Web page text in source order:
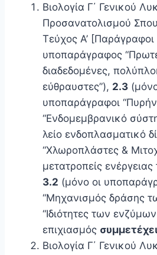
Βιολογία Γ΄ Γενικού
Προσανατολισμού
Τεύχος Α’ [Παράγραφοι
υποπαράγραφος
διαδεδομένες,
εύθραυστες”), 2.3
υποπαράγραφοι
“Ενδομεμβρανικό
λείο ενδοπλασματικό
“Χλωροπλάστες &
μετατροπείς
3.2 (μόνο οι
“Μηχανισμός δράσης
“Ιδιότητες των
επιχιασμός συμμετέχει
Βιολογία Γ΄ Γενικού